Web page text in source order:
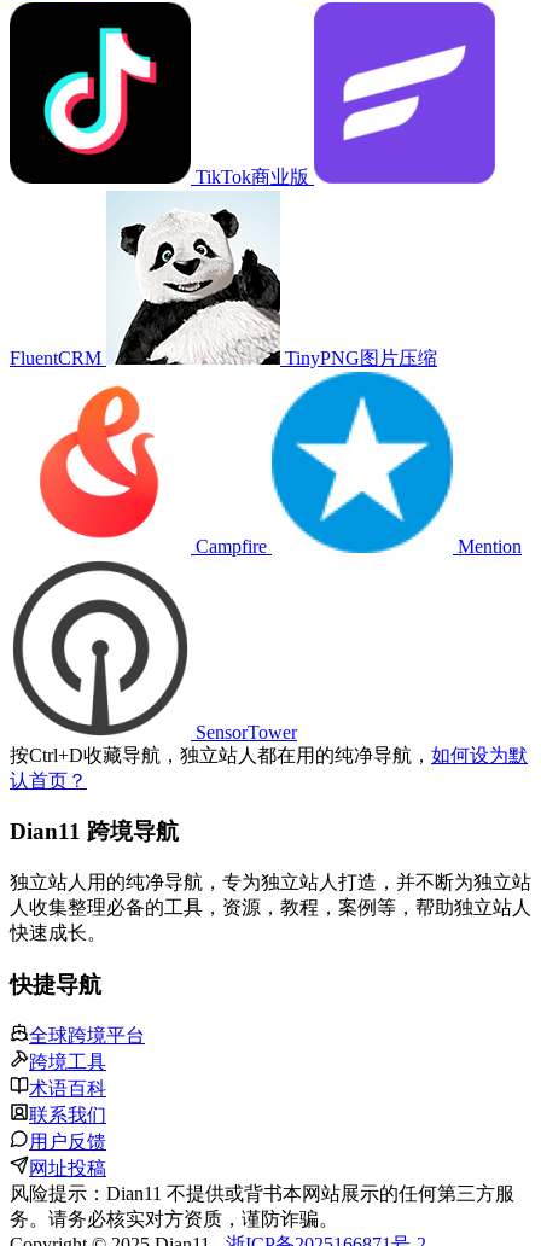
TikTok商业版
FluentCRM TinyPNG图片压缩
Campfire Mention
SensorTower
按Ctrl+D收藏导航，独立站人都在用的纯净导航， 如何设为默
认首页？
Dian11 跨境导航
独立站人用的纯净导航，专为独立站人打造，并不断为独立站
人收集整理必备的工具，资源，教程，案例等，帮助独立站人
快速成长。
快捷导航
全球跨境平台
跨境工具
术语百科
联系我们
用户反馈
网址投稿
风险提示：Dian11 不提供或背书本网站展示的任何第三方服
务。请务必核实对方资质，谨防诈骗。